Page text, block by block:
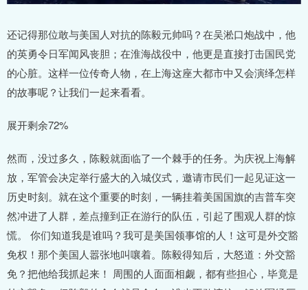
还记得那位敢与美国人对抗的陈毅元帅吗？在吴淞口炮战中，他
的英勇令日军闻风丧胆；在淮海战役中，他更是直接打击国民党
的心脏。这样一位传奇人物，在上海这座大都市中又会演绎怎样
的故事呢？让我们一起来看看。
展开剩余72%
然而，没过多久，陈毅就面临了一个棘手的任务。为庆祝上海解
放，军管会决定举行盛大的入城仪式，邀请市民们一起见证这一
历史时刻。就在这个重要的时刻，一辆挂着美国国旗的吉普车突
然冲进了人群，差点撞到正在游行的队伍，引起了围观人群的惊
慌。 你们知道我是谁吗？我可是美国领事馆的人！这可是外交豁
免权！那个美国人嚣张地叫嚷着。陈毅得知后，大怒道：外交豁
免？把他给我抓起来！ 周围的人面面相觑，都有些担心，毕竟是